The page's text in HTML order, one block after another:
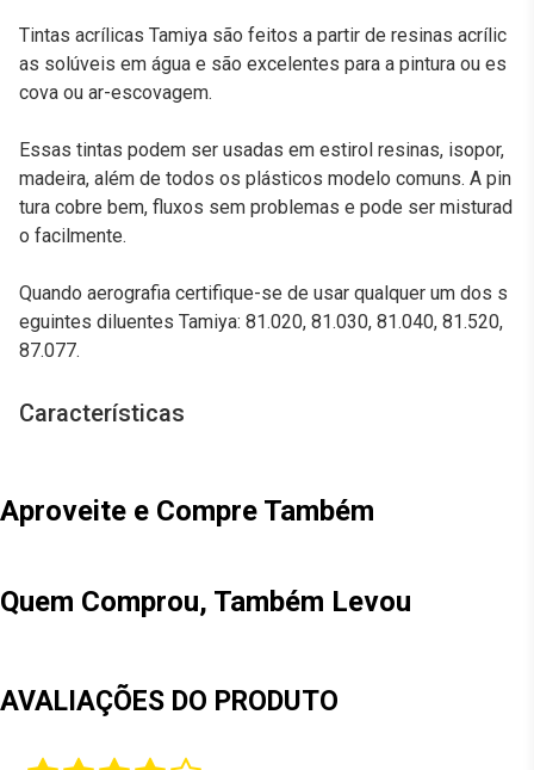
Tintas acrílicas Tamiya são feitos a partir de resinas acrílic
as solúveis em água e são excelentes para a pintura ou es
cova ou ar-escovagem.
Essas tintas podem ser usadas em estirol resinas, isopor,
madeira, além de todos os plásticos modelo comuns. A pin
tura cobre bem, fluxos sem problemas e pode ser misturad
o facilmente.
Quando aerografia certifique-se de usar qualquer um dos s
eguintes diluentes Tamiya: 81.020, 81.030, 81.040, 81.520,
87.077.
Características
Aproveite e Compre Também
Quem Comprou, Também Levou
AVALIAÇÕES DO PRODUTO